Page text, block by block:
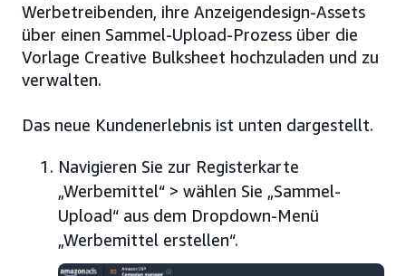
Werbetreibenden, ihre Anzeigendesign-Assets
über einen Sammel-Upload-Prozess über die
Vorlage Creative Bulksheet hochzuladen und zu
verwalten.
Das neue Kundenerlebnis ist unten dargestellt.
Navigieren Sie zur Registerkarte
„Werbemittel“ > wählen Sie „Sammel-
Upload“ aus dem Dropdown-Menü
„Werbemittel erstellen“.